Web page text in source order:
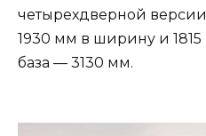
четырехдверной
1930 мм в ширину и 1815
база — 3130 мм.